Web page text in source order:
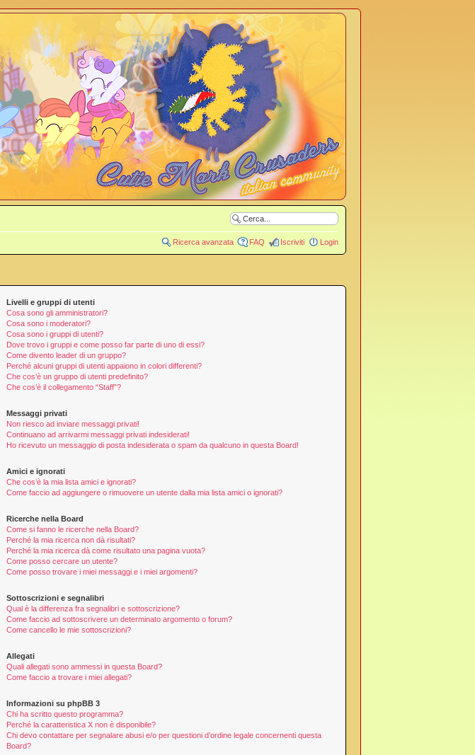
Ricerca avanzata FAQ Iscriviti Login
Livelli e gruppi di utenti
Cosa sono gli amministratori?
Cosa sono i moderatori?
Cosa sono i gruppi di utenti?
Dove trovo i gruppi e come posso far parte di uno di essi?
Come divento leader di un gruppo?
Perché alcuni gruppi di utenti appaiono in colori differenti?
Che cos’è un gruppo di utenti predefinito?
Che cos’è il collegamento “Staff”?
Messaggi privati
Non riesco ad inviare messaggi privati!
Continuano ad arrivarmi messaggi privati indesiderati!
Ho ricevuto un messaggio di posta indesiderata o spam da qualcuno in questa Board!
Amici e ignorati
Che cos’è la mia lista amici e ignorati?
Come faccio ad aggiungere o rimuovere un utente dalla mia lista amici o ignorati?
Ricerche nella Board
Come si fanno le ricerche nella Board?
Perché la mia ricerca non dà risultati?
Perché la mia ricerca dà come risultato una pagina vuota?
Come posso cercare un utente?
Come posso trovare i miei messaggi e i miei argomenti?
Sottoscrizioni e segnalibri
Qual è la differenza fra segnalibri e sottoscrizione?
Come faccio ad sottoscrivere un determinato argomento o forum?
Come cancello le mie sottoscrizioni?
Allegati
Quali allegati sono ammessi in questa Board?
Come faccio a trovare i miei allegati?
Informazioni su phpBB 3
Chi ha scritto questo programma?
Perché la caratteristica X non è disponibile?
Chi devo contattare per segnalare abusi e/o per questioni d’ordine legale concernenti questa
Board?